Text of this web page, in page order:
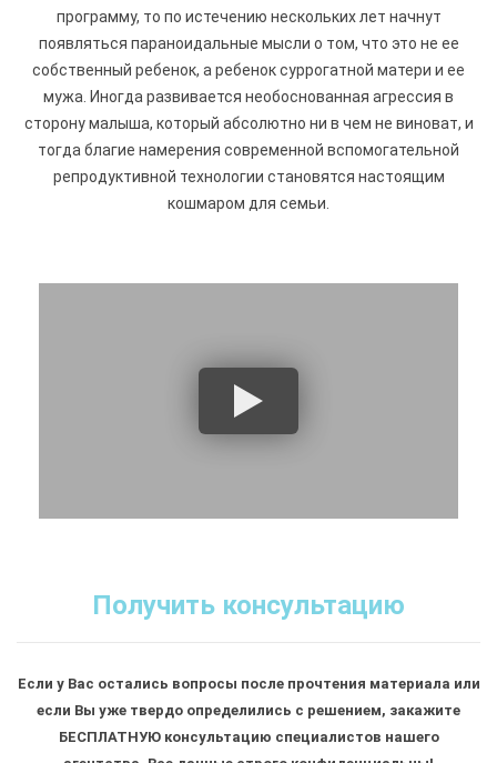
программу, то по истечению нескольких лет начнут
появляться параноидальные мысли о том, что это не ее
собственный ребенок, а ребенок суррогатной матери и ее
мужа. Иногда развивается необоснованная агрессия в
сторону малыша, который абсолютно ни в чем не виноват, и
тогда благие намерения современной вспомогательной
репродуктивной технологии становятся настоящим
кошмаром для семьи.
Получить консультацию
Если у Вас остались вопросы после прочтения материала или
если Вы уже твердо определились с решением, закажите
БЕСПЛАТНУЮ консультацию специалистов нашего